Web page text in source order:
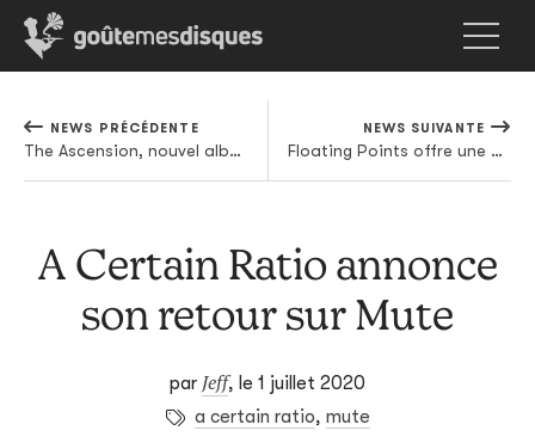
NEWS PRÉCÉDENTE
The Ascension, nouvel album de Sufjan Stevens annoncé pour septembre
NEWS SUIVANTE
Floating Points offre une doublette de remixes à Caribou
A Certain Ratio annonce
son retour sur Mute
par Jeff, le 1 juillet 2020
a certain ratio, mute